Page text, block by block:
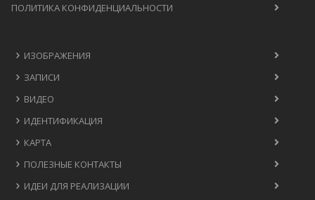
ПОЛИТИКА КОНФИДЕНЦИАЛЬНОСТИ
ИЗОБРАЖЕНИЯ
ЗАПИСИ
ВИДЕО
ИДЕНТИФИКАЦИЯ
КАРТА
ПОЛЕЗНЫЕ КОНТАКТЫ
ИДЕИ ДЛЯ РЕАЛИЗАЦИИ